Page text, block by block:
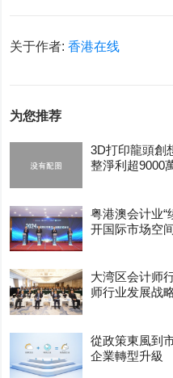
关于作者:香港在线
为您推荐
3D打印龍頭創
整淨利超9000
粤港澳会计业“
开国际市场空
大湾区会计师
师行业发展战
從政策東風到
企業轉型升級